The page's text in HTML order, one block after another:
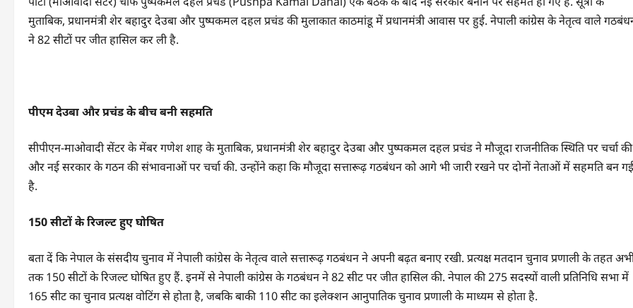
मुताबिक, प्रधानमंत्री शेर बहादुर देउबा और पुष्पकमल दहल प्रचंड की मुलाकात काठमांडू में प्रधानमंत्री आवास पर हुई. नेपाली कांग्रेस के नेतृत्व वाले
ने 82 सीटों पर जीत हासिल कर ली है.
पीएम देउबा और प्रचंड के बीच बनी सहमति
सीपीएन-माओवादी सेंटर के मेंबर गणेश शाह के मुताबिक, प्रधानमंत्री शेर बहादुर देउबा और पुष्पकमल दहल प्रचंड ने मौजूदा राजनीतिक स्थिति पर चर्चा की
और नई सरकार के गठन की संभावनाओं पर चर्चा की. उन्होंने कहा कि मौजूदा सत्तारूढ़ गठबंधन को आगे भी जारी रखने पर दोनों नेताओं में सहमति बन गई
है.
150 सीटों के रिजल्ट हुए घोषित
बता दें कि नेपाल के संसदीय चुनाव में नेपाली कांग्रेस के नेतृत्व वाले सत्तारूढ़ गठबंधन ने अपनी बढ़त बनाए रखी. प्रत्यक्ष मतदान चुनाव प्रणाली के तहत
तक 150 सीटों के रिजल्ट घोषित हुए हैं. इनमें से नेपाली कांग्रेस के गठबंधन ने 82 सीट पर जीत हासिल की. नेपाल की 275 सदस्यों वाली प्रतिनिधि सभा में
165 सीट का चुनाव प्रत्यक्ष वोटिंग से होता है, जबकि बाकी 110 सीट का इलेक्शन आनुपातिक चुनाव प्रणाली के माध्यम से होता है.